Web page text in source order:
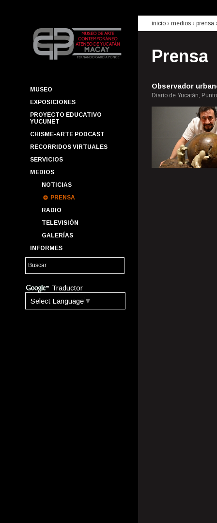
MUSEO
EXPOSICIONES
PROYECTO EDUCATIVO
YUCUNET
CHISME-ARTE PODCAST
RECORRIDOS VIRTUALES
SERVICIOS
MEDIOS
NOTICIAS
PRENSA
RADIO
TELEVISIÓN
GALERÍAS
INFORMES
Traductor
Select Language ▼
inicio › medios › prensa
Prensa
Observador
Diario de Yucatán,